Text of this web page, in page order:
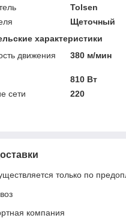
Tolsen
Щеточный
характеристики
движения
380 м/мин
810 Вт
сети
220
только по
компания